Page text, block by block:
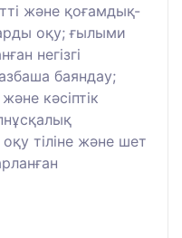
және қоғамдық-
оқу; ғылыми
негізгі
баяндау;
кәсіптік
тіліне және шет